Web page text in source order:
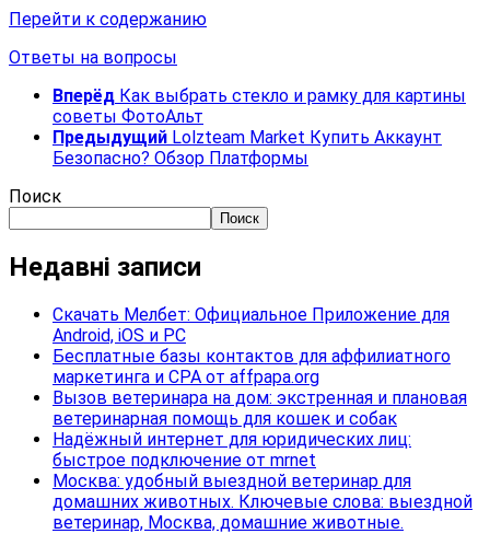
Перейти к содержанию
Ответы на вопросы
Вперёд Как выбрать стекло и рамку для картины
советы ФотоАльт
Предыдущий Lolzteam Market Купить Аккаунт
Безопасно? Обзор Платформы
Поиск
Поиск
Недавні записи
Скачать Мелбет: Официальное Приложение для
Android, iOS и PC
Бесплатные базы контактов для аффилиатного
маркетинга и CPA от affpapa.org
Вызов ветеринара на дом: экстренная и плановая
ветеринарная помощь для кошек и собак
Надёжный интернет для юридических лиц:
быстрое подключение от mrnet
Москва: удобный выездной ветеринар для
домашних животных. Ключевые слова: выездной
ветеринар, Москва, домашние животные.